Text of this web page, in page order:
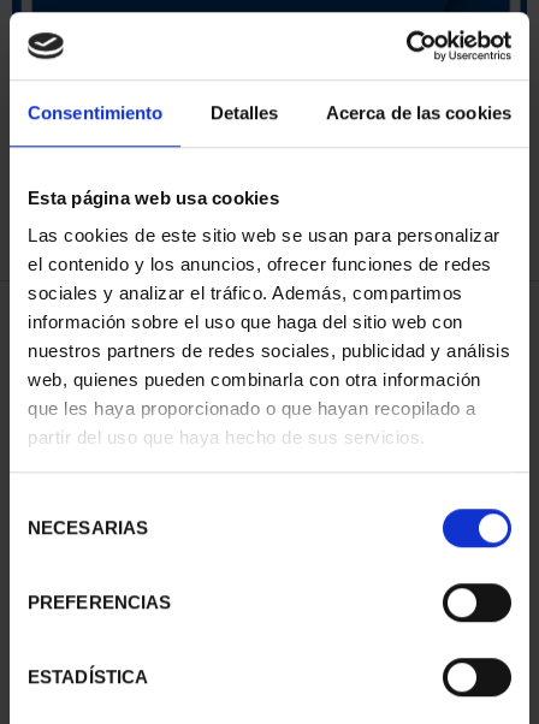
Consentimiento Detalles Acerca de las cookies
Esta página web usa cookies
Las cookies de este sitio web se usan para personalizar
el contenido y los anuncios, ofrecer funciones de redes
sociales y analizar el tráfico. Además, compartimos
información sobre el uso que haga del sitio web con
nuestros partners de redes sociales, publicidad y análisis
web, quienes pueden combinarla con otra información
que les haya proporcionado o que hayan recopilado a
partir del uso que haya hecho de sus servicios.
NECESARIAS
PREFERENCIAS
ESTADÍSTICA
SORT BY:
4 Products found
CITIES II - SALAMANCA
€73.00
CITIES III - SEGOVIA